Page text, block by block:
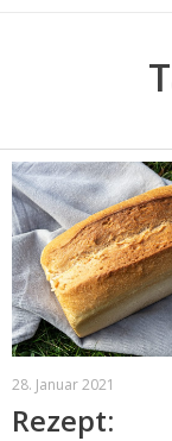
28. Januar 2021
Rezept: